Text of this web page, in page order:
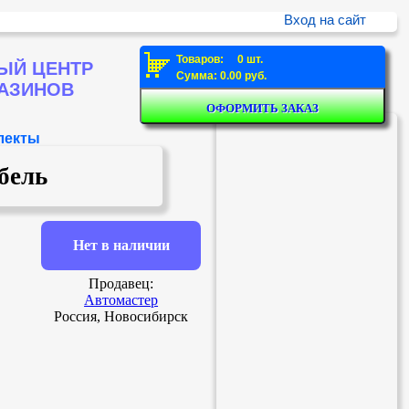
Вход на сайт
ЦЕНТР
Товаров: 0 шт.
Сумма: 0.00 руб.
Нет в наличии
Продавец:
Автомастер
Россия, Новосибирск